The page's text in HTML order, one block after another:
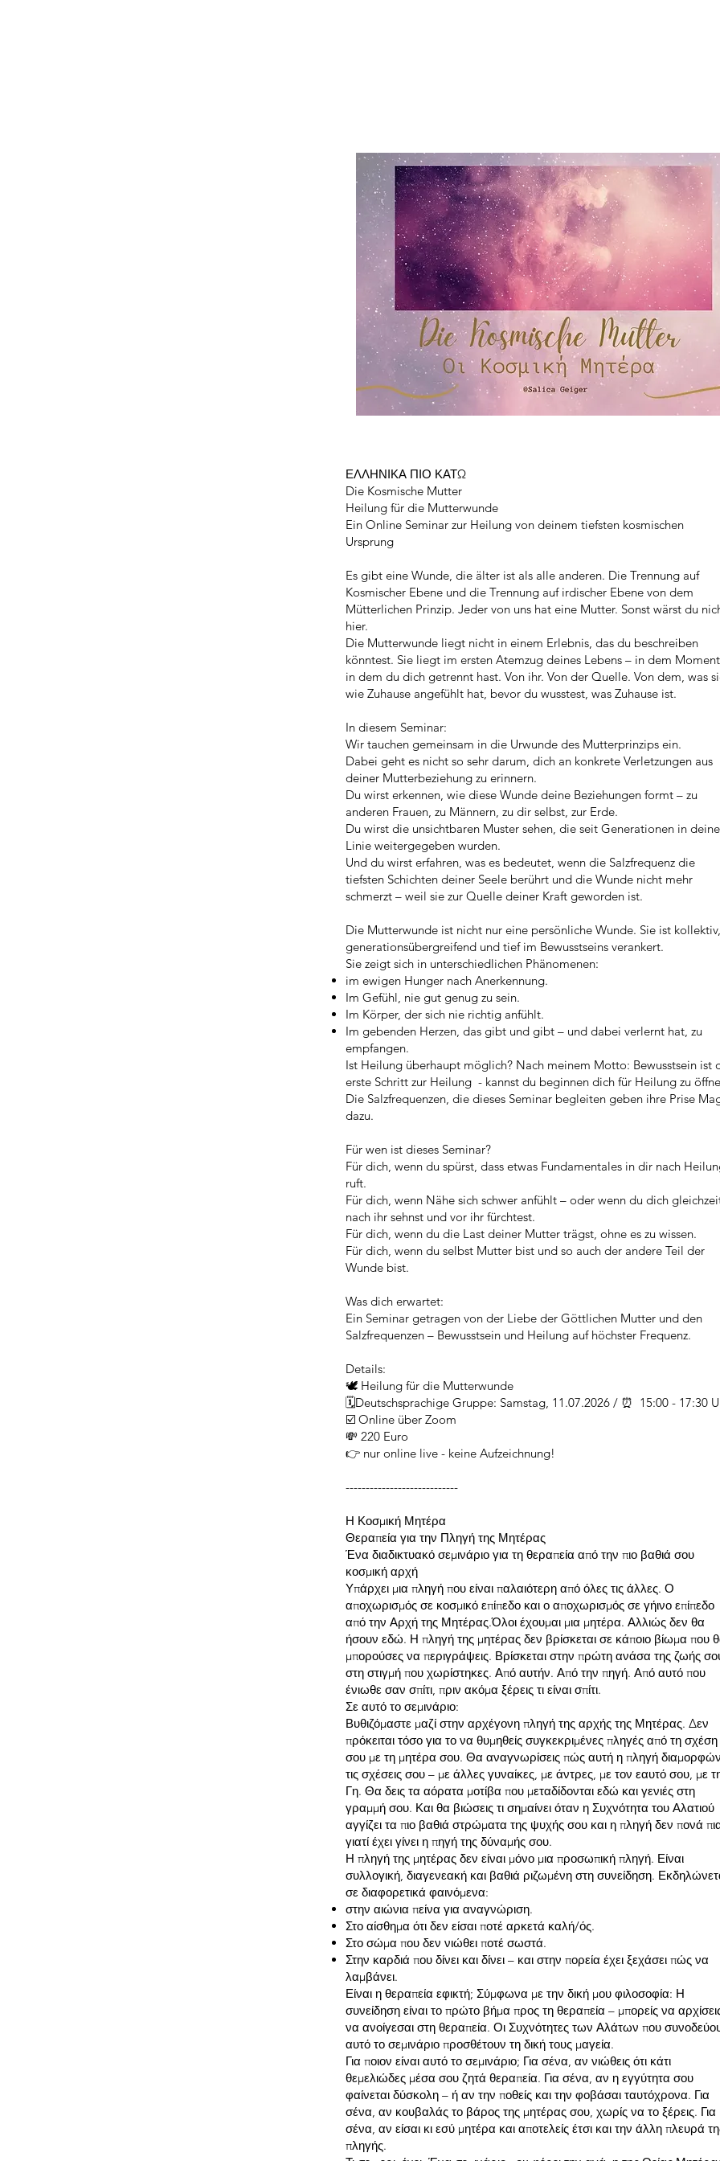
ΕΛΛΗΝΙΚΑ ΠΙΟ ΚΑΤΩ
Die Kosmische Mutter
Heilung für die Mutterwunde
Ein Online Seminar zur Heilung von deinem tiefsten kosmischen
Ursprung
Es gibt eine Wunde, die älter ist als alle anderen. Die Trennung auf
Kosmischer Ebene und die Trennung auf irdischer Ebene von dem
Mütterlichen Prinzip. Jeder von uns hat eine Mutter. Sonst wärst du
hier.
Die Mutterwunde liegt nicht in einem Erlebnis, das du beschreiben
könntest. Sie liegt im ersten Atemzug deines Lebens – in dem
in dem du dich getrennt hast. Von ihr. Von der Quelle. Von dem, was
wie Zuhause angefühlt hat, bevor du wusstest, was Zuhause ist.
In diesem Seminar:
Wir tauchen gemeinsam in die Urwunde des Mutterprinzips ein.
Dabei geht es nicht so sehr darum, dich an konkrete Verletzungen aus
deiner Mutterbeziehung zu erinnern.
Du wirst erkennen, wie diese Wunde deine Beziehungen formt – zu
anderen Frauen, zu Männern, zu dir selbst, zur Erde.
Du wirst die unsichtbaren Muster sehen, die seit Generationen in
Linie weitergegeben wurden.
Und du wirst erfahren, was es bedeutet, wenn die Salzfrequenz die
tiefsten Schichten deiner Seele berührt und die Wunde nicht mehr
schmerzt – weil sie zur Quelle deiner Kraft geworden ist.
Die Mutterwunde ist nicht nur eine persönliche Wunde. Sie ist kollektiv,
generationsübergreifend und tief im Bewusstseins verankert.
Sie zeigt sich in unterschiedlichen Phänomenen:
im ewigen Hunger nach Anerkennung.
Im Gefühl, nie gut genug zu sein.
Im Körper, der sich nie richtig anfühlt.
Im gebenden Herzen, das gibt und gibt – und dabei verlernt hat, zu
empfangen.
Ist Heilung überhaupt möglich? Nach meinem Motto: Bewusstsein ist
erste Schritt zur Heilung - kannst du beginnen dich für Heilung zu
Die Salzfrequenzen, die dieses Seminar begleiten geben ihre Prise
dazu.
Für wen ist dieses Seminar?
Für dich, wenn du spürst, dass etwas Fundamentales in dir nach
ruft.
Für dich, wenn Nähe sich schwer anfühlt – oder wenn du dich
nach ihr sehnst und vor ihr fürchtest.
Für dich, wenn du die Last deiner Mutter trägst, ohne es zu wissen.
Für dich, wenn du selbst Mutter bist und so auch der andere Teil der
Wunde bist.
Was dich erwartet:
Ein Seminar getragen von der Liebe der Göttlichen Mutter und den
Salzfrequenzen – Bewusstsein und Heilung auf höchster Frequenz.
Details:
🕊️ Heilung für die Mutterwunde
🗓Deutschsprachige Gruppe: Samstag, 11.07.2026 / ⏰ 15:00 - 17:30
☑️ Online über Zoom
💸 220 Euro
👉 nur online live - keine Aufzeichnung!
----------------------------
Η Κοσμική Μητέρα
Θεραπεία για την Πληγή της Μητέρας
Ένα διαδικτυακό σεμινάριο για τη θεραπεία από την πιο βαθιά σου
κοσμική αρχή
Υπάρχει μια πληγή που είναι παλαιότερη από όλες τις άλλες. Ο
αποχωρισμός σε κοσμικό επίπεδο και ο αποχωρισμός σε γήινο επίπεδο
από την Αρχή της Μητέρας.Όλοι έχουμαι μια μητέρα. Αλλιώς δεν θα
ήσουν εδώ. Η πληγή της μητέρας δεν βρίσκεται σε κάποιο βίωμα που
μπορούσες να περιγράψεις. Βρίσκεται στην πρώτη ανάσα της ζωής
στη στιγμή που χωρίστηκες. Από αυτήν. Από την πηγή. Από αυτό που
ένιωθε σαν σπίτι, πριν ακόμα ξέρεις τι είναι σπίτι.
Σε αυτό το σεμινάριο:
Βυθιζόμαστε μαζί στην αρχέγονη πληγή της αρχής της Μητέρας. Δεν
πρόκειται τόσο για το να θυμηθείς συγκεκριμένες πληγές από τη σχέση
σου με τη μητέρα σου. Θα αναγνωρίσεις πώς αυτή η πληγή
τις σχέσεις σου – με άλλες γυναίκες, με άντρες, με τον εαυτό σου, με
Γη. Θα δεις τα αόρατα μοτίβα που μεταδίδονται εδώ και γενιές στη
γραμμή σου. Και θα βιώσεις τι σημαίνει όταν η Συχνότητα του Αλατιού
αγγίζει τα πιο βαθιά στρώματα της ψυχής σου και η πληγή δεν πονά
γιατί έχει γίνει η πηγή της δύναμής σου.
Η πληγή της μητέρας δεν είναι μόνο μια προσωπική πληγή. Είναι
συλλογική, διαγενεακή και βαθιά ριζωμένη στη συνείδηση.
σε διαφορετικά φαινόμενα:
στην αιώνια πείνα για αναγνώριση.
Στο αίσθημα ότι δεν είσαι ποτέ αρκετά καλή/ός.
Στο σώμα που δεν νιώθει ποτέ σωστά.
Στην καρδιά που δίνει και δίνει – και στην πορεία έχει ξεχάσει πώς να
λαμβάνει.
Είναι η θεραπεία εφικτή; Σύμφωνα με την δική μου φιλοσοφία: Η
συνείδηση είναι το πρώτο βήμα προς τη θεραπεία – μπορείς να
να ανοίγεσαι στη θεραπεία. Οι Συχνότητες των Αλάτων που
αυτό το σεμινάριο προσθέτουν τη δική τους μαγεία.
Για ποιον είναι αυτό το σεμινάριο; Για σένα, αν νιώθεις ότι κάτι
θεμελιώδες μέσα σου ζητά θεραπεία. Για σένα, αν η εγγύτητα σου
φαίνεται δύσκολη – ή αν την ποθείς και την φοβάσαι ταυτόχρονα. Για
σένα, αν κουβαλάς το βάρος της μητέρας σου, χωρίς να το ξέρεις. Για
σένα, αν είσαι κι εσύ μητέρα και αποτελείς έτσι και την άλλη πλευρά
πληγής.